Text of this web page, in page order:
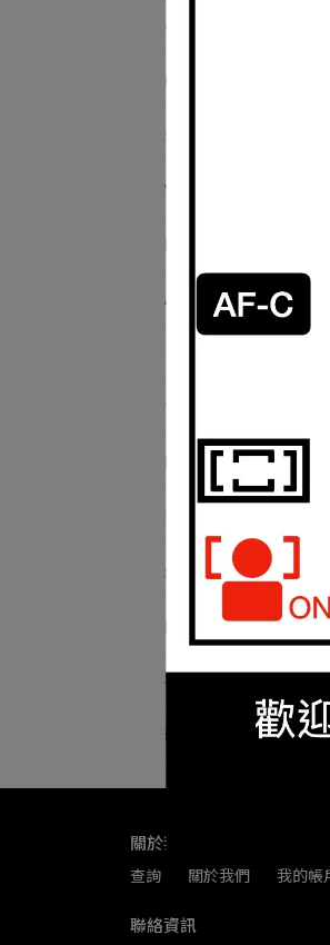
Canon 品牌館
DJI 品牌館
SanDisk 品牌館
VSGO 專業清潔
Hipporizz 品牌館
Aputure愛圖仕 品牌館
TILTA鐵頭 品牌館
Tenba天霸 品牌館
RICOH理光 品牌館
商品列表
最新動態
關於我們
客服中心
部落格總覽
關於我們
查詢 關於我們 我的帳
聯絡資訊